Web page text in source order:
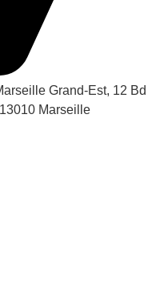
Grand-Est, 12 Bd
Marseille